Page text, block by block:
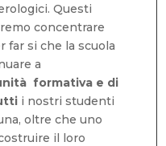
Questi
concentrare
far si che la scuola
a
formativa e di
i nostri studenti
oltre che uno
il loro